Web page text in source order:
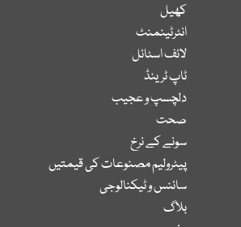
کھیل
انٹرٹینمنٹ
لائف اسٹائل
ٹاپ ٹرینڈ
دلچسپ و عجیب
صحت
سونے کے نرخ
پیٹرولیم مصنوعات کی قیمتیں
سائنس و ٹیکنالوجی
بلاگ